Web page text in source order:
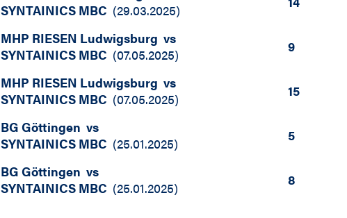
SYNTAINICS MBC (29.03.2025)
MHP RIESEN Ludwigsburg vs
SYNTAINICS MBC (07.05.2025) 9
MHP RIESEN Ludwigsburg vs
SYNTAINICS MBC (07.05.2025) 15
BG Göttingen vs
SYNTAINICS MBC (25.01.2025) 5
BG Göttingen vs
SYNTAINICS MBC (25.01.2025) 8